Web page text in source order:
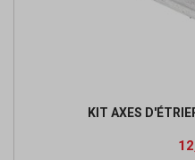
KIT AXES